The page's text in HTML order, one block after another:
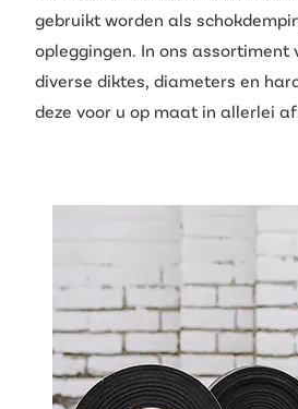
gebruikt worden als
opleggingen. In ons assortiment
diverse diktes, diameters en
deze voor u op maat in allerlei